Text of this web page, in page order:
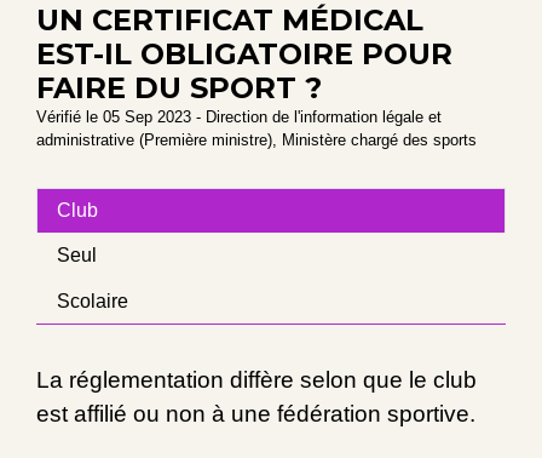
UN CERTIFICAT MÉDICAL
EST-IL OBLIGATOIRE POUR
FAIRE DU SPORT ?
Vérifié le 05 Sep 2023 - Direction de l'information légale et
administrative (Première ministre), Ministère chargé des sports
Club
Seul
Scolaire
La réglementation diffère selon que le club
est affilié ou non à une fédération sportive.